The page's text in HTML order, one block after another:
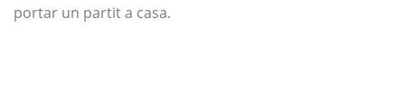
portar un partit a casa.